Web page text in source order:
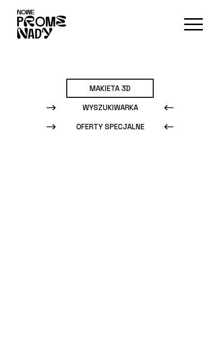
MAKIETA 3D
WYSZUKIWARKA
OFERTY SPECJALNE